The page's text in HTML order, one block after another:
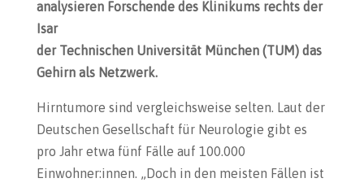
analysieren Forschende des Klinikums rechts der
Isar
der Technischen Universität München (TUM) das
Gehirn als Netzwerk.
Hirntumore sind vergleichsweise selten. Laut der
Deutschen Gesellschaft für Neurologie gibt es
pro Jahr etwa fünf Fälle auf 100.000
Einwohner:innen. „Doch in den meisten Fällen ist